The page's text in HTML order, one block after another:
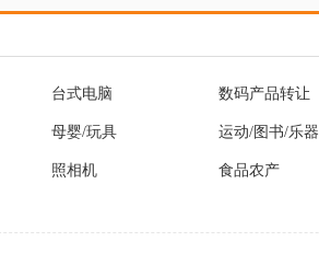
台式电脑 数码产品转让
母婴/玩具 运动/图书/乐器
照相机 食品农产